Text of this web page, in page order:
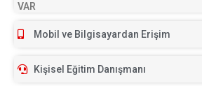
VAR
Mobil ve Bilgisayardan Erişim
Kişisel Eğitim Danışmanı